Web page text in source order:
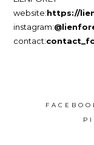
website:https://
instagram:
contact: